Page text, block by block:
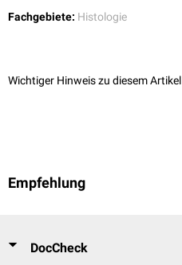
Fachgebiete: Histologie
Wichtiger Hinweis zu diesem Artikel
Empfehlung
DocCheck